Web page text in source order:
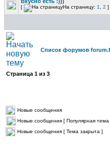
[ На страницу: 1 2 ]
Список форумов
Страница 1 из 3
Новые сообщения
Новые сообщения [ Популярная тема
Новые сообщения [ Тема закрыта ]